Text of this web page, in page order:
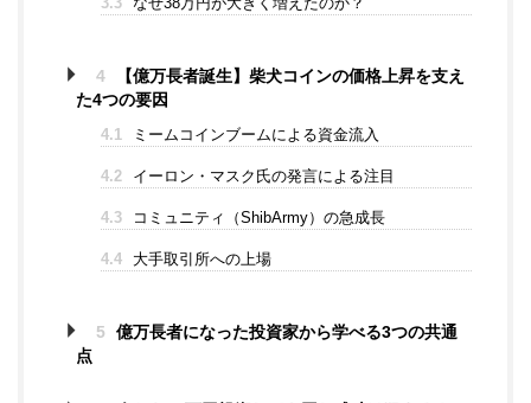
4
【億万長者誕生】柴犬コインの価格上昇を支え
た4つの要因
4.1 ミームコインブームによる資金流入
4.2 イーロン・マスク氏の発言による注目
4.3 コミュニティ（ShibArmy）の急成長
4.4 大手取引所への上場
5
億万長者になった投資家から学べる3つの共通
点